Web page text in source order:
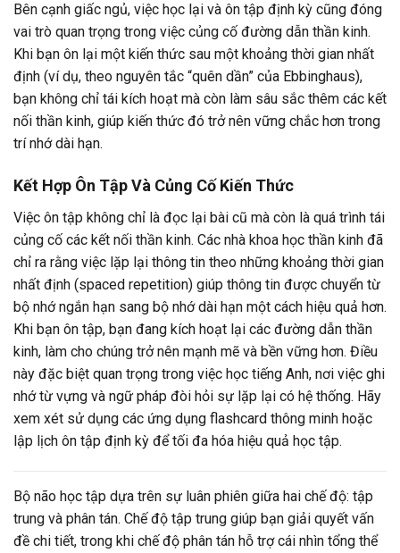
Bên cạnh giấc ngủ, việc học lại và ôn tập định kỳ cũng đóng
vai trò quan trọng trong việc củng cố đường dẫn thần kinh.
Khi bạn ôn lại một kiến thức sau một khoảng thời gian nhất
định (ví dụ, theo nguyên tắc “quên dần” của Ebbinghaus),
bạn không chỉ tái kích hoạt mà còn làm sâu sắc thêm các kết
nối thần kinh, giúp kiến thức đó trở nên vững chắc hơn trong
trí nhớ dài hạn.
Kết Hợp Ôn Tập Và Củng Cố Kiến Thức
Việc ôn tập không chỉ là đọc lại bài cũ mà còn là quá trình tái
củng cố các kết nối thần kinh. Các nhà khoa học thần kinh đã
chỉ ra rằng việc lặp lại thông tin theo những khoảng thời gian
nhất định (spaced repetition) giúp thông tin được chuyển từ
bộ nhớ ngắn hạn sang bộ nhớ dài hạn một cách hiệu quả hơn.
Khi bạn ôn tập, bạn đang kích hoạt lại các đường dẫn thần
kinh, làm cho chúng trở nên mạnh mẽ và bền vững hơn. Điều
này đặc biệt quan trọng trong việc học tiếng Anh, nơi việc ghi
nhớ từ vựng và ngữ pháp đòi hỏi sự lặp lại có hệ thống. Hãy
xem xét sử dụng các ứng dụng flashcard thông minh hoặc
lập lịch ôn tập định kỳ để tối đa hóa hiệu quả học tập.
Bộ não học tập dựa trên sự luân phiên giữa hai chế độ: tập
trung và phân tán. Chế độ tập trung giúp bạn giải quyết vấn
đề chi tiết, trong khi chế độ phân tán hỗ trợ cái nhìn tổng thể